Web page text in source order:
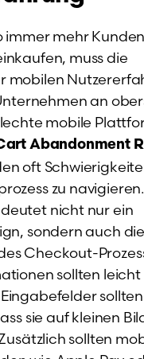
immer mehr
muss die
mobilen
an
mobile
Abandonment
oft
zu
nicht nur ein
sondern auch die
Checkout-
sollten leicht
sie auf kleinen
sollten